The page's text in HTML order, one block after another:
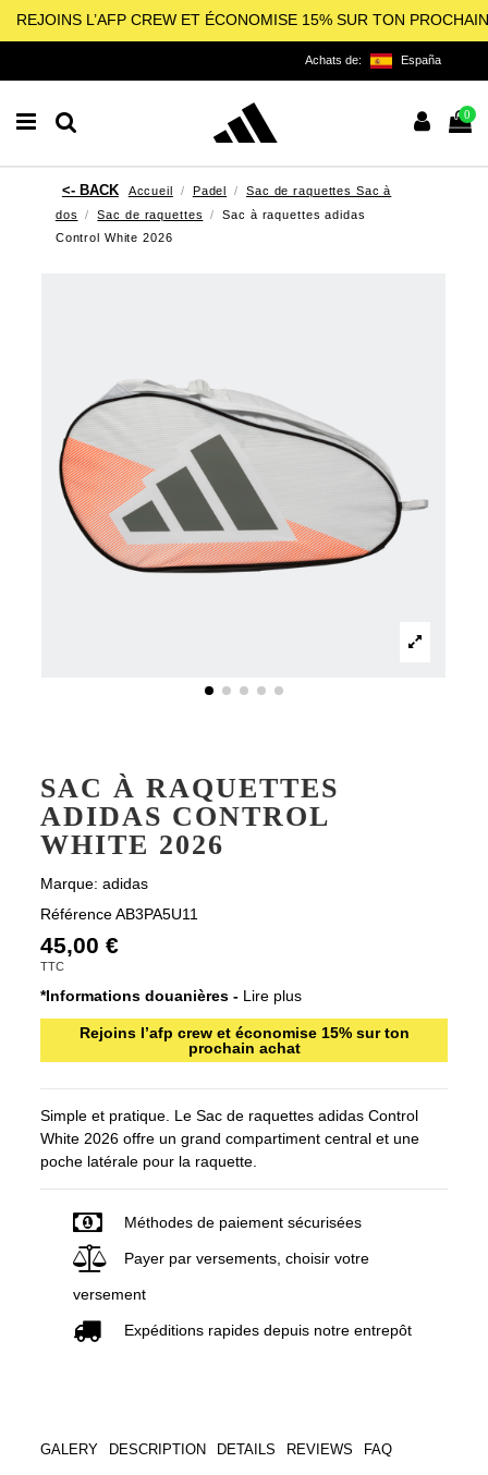
REJOINS L’AFP CREW ET ÉCONOMISE 15% SUR TON
Achats de: España
0
Accueil Padel
Sac de raquettes Sac à
dos
Sac de raquettes
Sac à raquettes adidas
Control White 2026
SAC À RAQUETTES
ADIDAS CONTROL
WHITE 2026
Marque: adidas
Référence AB3PA5U11
45,00 €
TTC
*Informations douanières - Lire plus
Rejoins l’afp crew et économise 15% sur ton
prochain achat
Simple et pratique. Le Sac de raquettes adidas Control
White 2026 offre un grand compartiment central et une
poche latérale pour la raquette.
Méthodes de paiement sécurisées
Payer par versements, choisir votre
versement
Expéditions rapides depuis notre entrepôt
GALERY DESCRIPTION DETAILS REVIEWS FAQ